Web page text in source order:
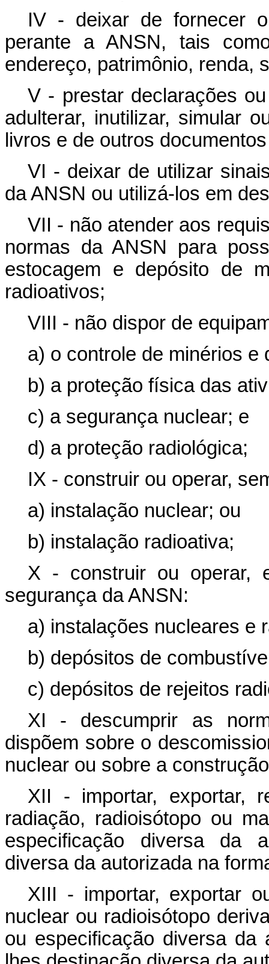
IV - deixar de fornecer
perante a ANSN, tais
endereço, patrimônio, renda,
V - prestar declarações
adulterar, inutilizar, simular
livros e de outros
VI - deixar de utilizar
da ANSN ou utilizá-los em
VII - não atender aos
normas da ANSN para
estocagem e depósito de
radioativos;
VIII - não dispor de
a) o controle de minérios e
b) a proteção física das
c) a segurança nuclear; e
d) a proteção radiológica;
IX - construir ou operar,
a) instalação nuclear; ou
b) instalação radioativa;
X - construir ou operar,
segurança da ANSN:
a) instalações nucleares e
b) depósitos de
c) depósitos de rejeitos
XI - descumprir as
dispõem sobre o
nuclear ou sobre a
XII - importar, exportar,
radiação, radioisótopo ou
especificação diversa da
diversa da autorizada na
XIII - importar, exportar
nuclear ou radioisótopo
ou especificação diversa da